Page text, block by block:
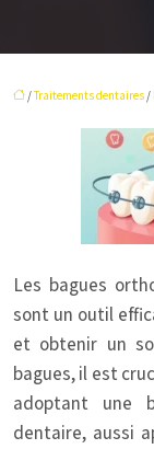
/Traitements dentaires /
Les bagues
sont un outil
et obtenir un
bagues, il est
adoptant une
dentaire, aussi